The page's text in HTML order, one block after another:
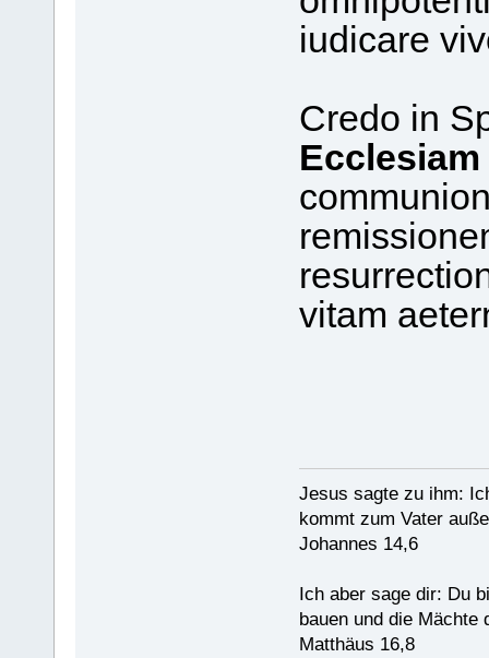
iudicare
Credo in
vitam
Jesus sagte zu ihm:
kommt zum Vater
Johannes 14,6
Ich aber sage dir: Du
bauen und die Mächte
Matthäus 16,8